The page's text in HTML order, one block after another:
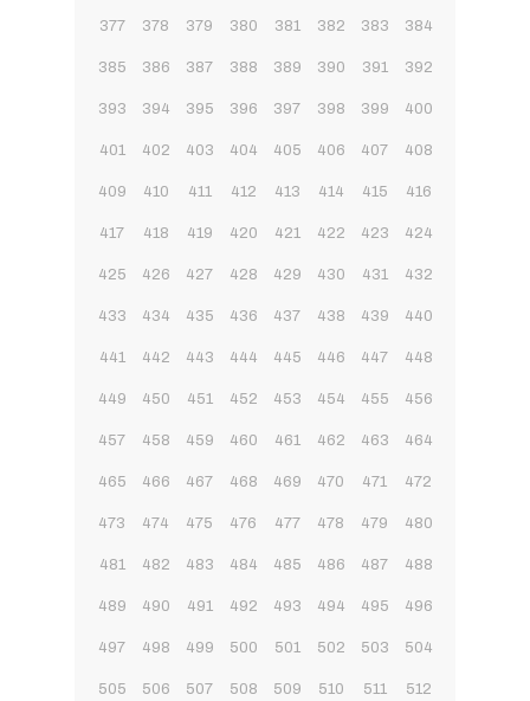
377 378 379 380 381 382 383 384
385 386 387 388 389 390 391 392
393 394 395 396 397 398 399 400
401 402 403 404 405 406 407 408
409 410 411 412 413 414 415 416
417 418 419 420 421 422 423 424
425 426 427 428 429 430 431 432
433 434 435 436 437 438 439 440
441 442 443 444 445 446 447 448
449 450 451 452 453 454 455 456
457 458 459 460 461 462 463 464
465 466 467 468 469 470 471 472
473 474 475 476 477 478 479 480
481 482 483 484 485 486 487 488
489 490 491 492 493 494 495 496
497 498 499 500 501 502 503 504
505 506 507 508 509 510 511 512